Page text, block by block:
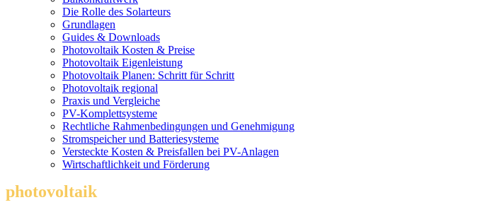
Die Rolle des Solarteurs
Grundlagen
Guides & Downloads
Photovoltaik Kosten & Preise
Photovoltaik Eigenleistung
Photovoltaik Planen: Schritt für Schritt
Photovoltaik regional
Praxis und Vergleiche
PV-Komplettsysteme
Rechtliche Rahmenbedingungen und Genehmigung
Stromspeicher und Batteriesysteme
Versteckte Kosten & Preisfallen bei PV-Anlagen
Wirtschaftlichkeit und Förderung
photovoltaik